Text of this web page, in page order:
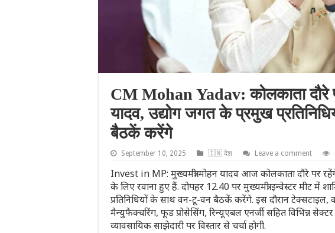
CM Mohan Yadav: कोलकाता दौरे
यादव, उद्योग जगत के प्रमुख
बैठकें करेंगे
September 10, 2025 🇮🇳 देश Leave a comment
Invest in MP: मुख्यमंत्री मोहन यादव आज कोलकाता दौरे पर
के लिए रवाना हुए हैं. दोपहर 12.40 पर मुख्यमंत्री इन्वेस्टर मीट में
प्रतिनिधियों के साथ वन-टू-वन बैठकें करेंगे. इस दौरान टेक्सटाइल,
मैन्युफैक्चरिंग, फूड प्रोसेसिंग, रिन्यूएबल एनर्जी सहित विभिन्न
व्यावसायिक साझेदारी पर विस्तार से चर्चा होगी.